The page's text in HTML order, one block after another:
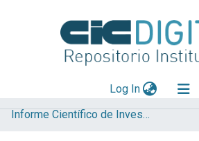
Log In(current)
Explorar
Informe Científico de Investigador